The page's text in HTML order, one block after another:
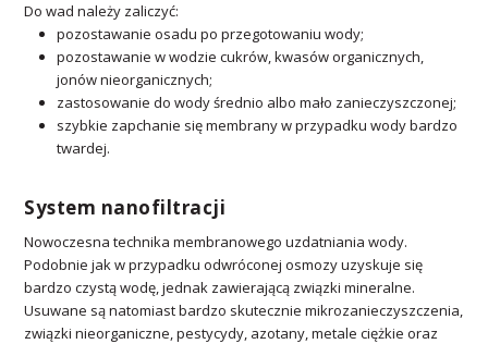
Do wad należy zaliczyć:
pozostawanie osadu po przegotowaniu wody;
pozostawanie w wodzie cukrów, kwasów organicznych,
jonów nieorganicznych;
zastosowanie do wody średnio albo mało zanieczyszczonej;
szybkie zapchanie się membrany w przypadku wody bardzo
twardej.
System nanofiltracji
Nowoczesna technika membranowego uzdatniania wody.
Podobnie jak w przypadku odwróconej osmozy uzyskuje się
bardzo czystą wodę, jednak zawierającą związki mineralne.
Usuwane są natomiast bardzo skutecznie mikrozanieczyszczenia,
związki nieorganiczne, pestycydy, azotany, metale ciężkie oraz